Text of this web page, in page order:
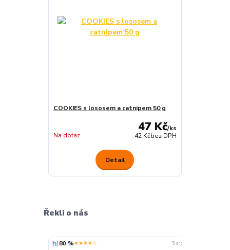
COOKIES s lososem a catnipem 50 g
47 Kč/ks
42 Kčbez DPH
Na dotaz
Detail
Řekli o nás
80 %★★★★☆ 5. srpna